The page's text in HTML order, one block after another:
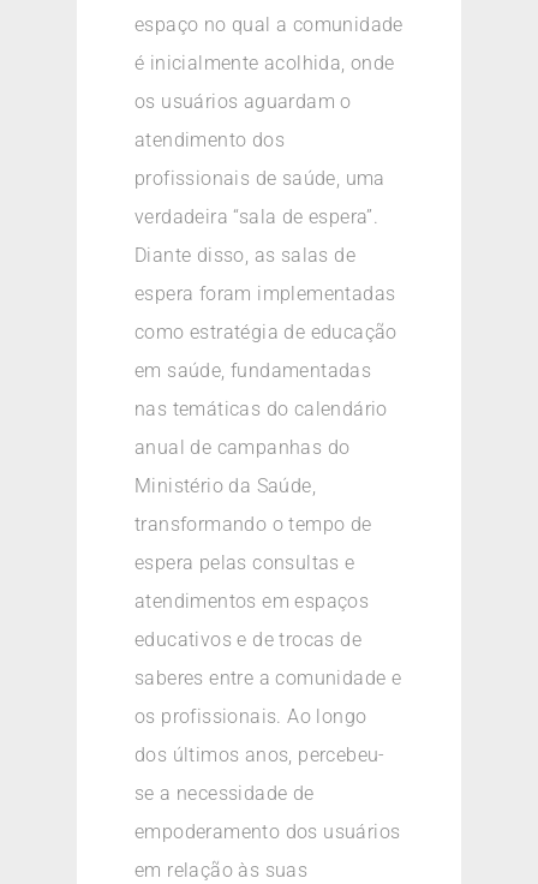
espaço no qual a comunidade
é inicialmente acolhida, onde
os usuários aguardam o
atendimento dos
profissionais de saúde, uma
verdadeira “sala de espera”.
Diante disso, as salas de
espera foram implementadas
como estratégia de educação
em saúde, fundamentadas
nas temáticas do calendário
anual de campanhas do
Ministério da Saúde,
transformando o tempo de
espera pelas consultas e
atendimentos em espaços
educativos e de trocas de
saberes entre a comunidade e
os profissionais. Ao longo
dos últimos anos, percebeu-
se a necessidade de
empoderamento dos usuários
em relação às suas